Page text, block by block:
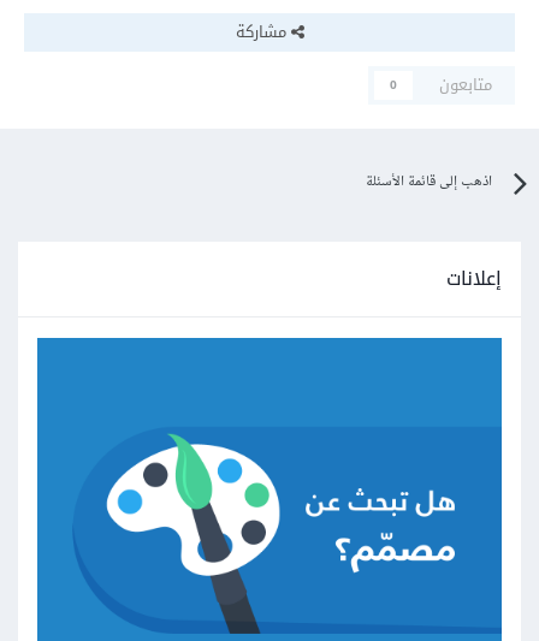
color: rgb(145, 181, 189);
font-weight: bold;
text-align: center;
مشاركة
متابعون
0
اذهب إلى قائمة الأسئلة
إعلانات